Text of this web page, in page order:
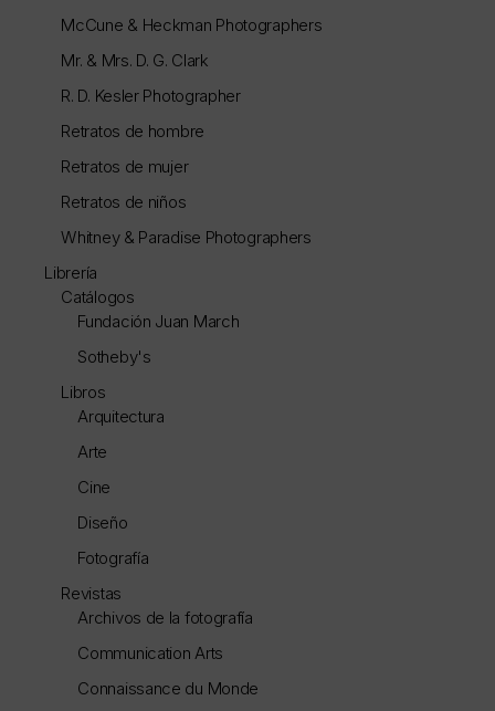
McCune & Heckman Photographers
Mr. & Mrs. D. G. Clark
R. D. Kesler Photographer
Retratos de hombre
Retratos de mujer
Retratos de niños
Whitney & Paradise Photographers
Librería
Catálogos
Fundación Juan March
Sotheby's
Libros
Arquitectura
Arte
Cine
Diseño
Fotografía
Revistas
Archivos de la fotografía
Communication Arts
Connaissance du Monde